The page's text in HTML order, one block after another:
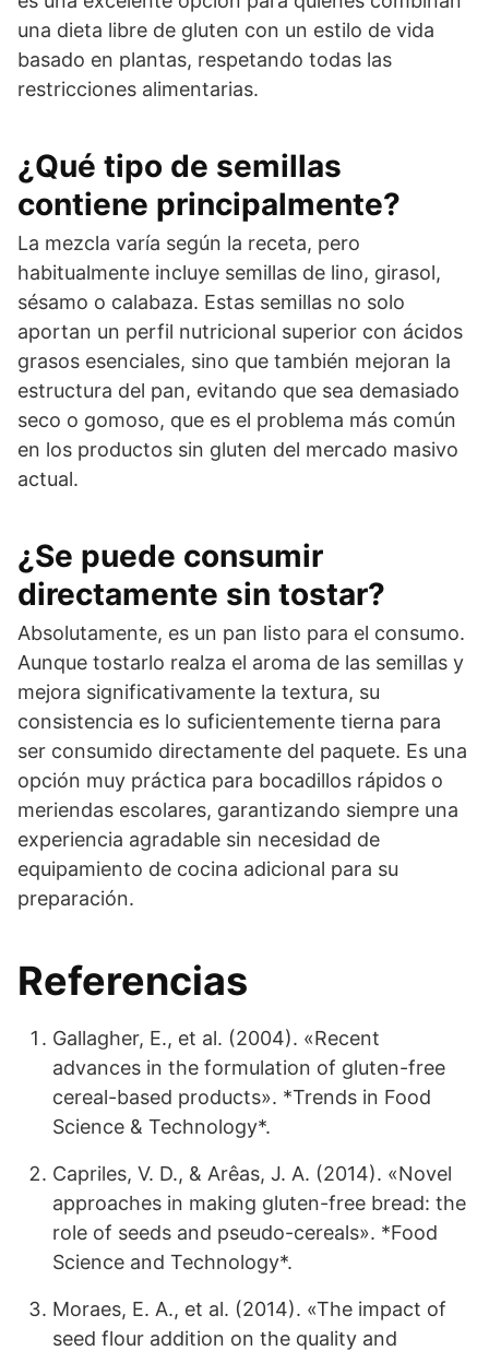
una dieta libre de gluten con un estilo de vida
basado en plantas, respetando todas las
restricciones alimentarias.
¿Qué tipo de semillas
contiene principalmente?
La mezcla varía según la receta, pero
habitualmente incluye semillas de lino, girasol,
sésamo o calabaza. Estas semillas no solo
aportan un perfil nutricional superior con ácidos
grasos esenciales, sino que también mejoran la
estructura del pan, evitando que sea demasiado
seco o gomoso, que es el problema más común
en los productos sin gluten del mercado masivo
actual.
¿Se puede consumir
directamente sin tostar?
Absolutamente, es un pan listo para el consumo.
Aunque tostarlo realza el aroma de las semillas y
mejora significativamente la textura, su
consistencia es lo suficientemente tierna para
ser consumido directamente del paquete. Es una
opción muy práctica para bocadillos rápidos o
meriendas escolares, garantizando siempre una
experiencia agradable sin necesidad de
equipamiento de cocina adicional para su
preparación.
Referencias
Gallagher, E., et al. (2004). «Recent
advances in the formulation of gluten-free
cereal-based products». *Trends in Food
Science & Technology*.
Capriles, V. D., & Arêas, J. A. (2014). «Novel
approaches in making gluten-free bread: the
role of seeds and pseudo-cereals». *Food
Science and Technology*.
Moraes, E. A., et al. (2014). «The impact of
seed flour addition on the quality and